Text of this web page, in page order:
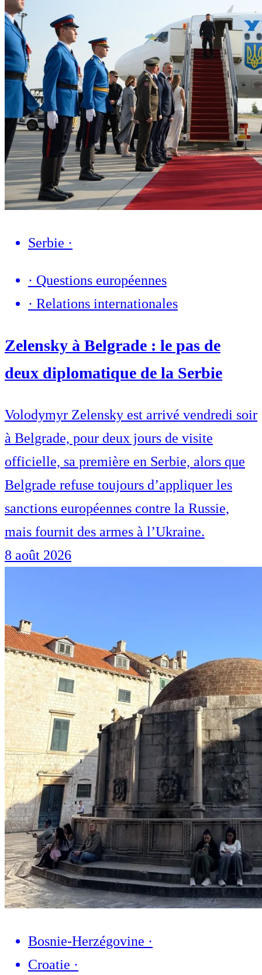
Serbie ·
· Questions européennes
· Relations internationales
Zelensky à Belgrade : le pas de
deux diplomatique de la Serbie
Volodymyr Zelensky est arrivé vendredi soir
à Belgrade, pour deux jours de visite
officielle, sa première en Serbie, alors que
Belgrade refuse toujours d’appliquer les
sanctions européennes contre la Russie,
mais fournit des armes à l’Ukraine.
8 août 2026
Bosnie-Herzégovine ·
Croatie ·